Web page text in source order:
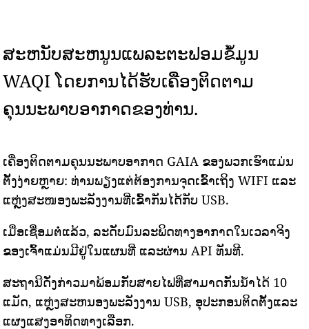
ສະຫນັບສະຫນູນແພລະຕະຟອມຂໍ້ມູນ
WAQI ໂດຍການໄດ້ຮັບເຄື່ອງຕິດຕາມ
ຄຸນນະພາບອາກາດຂອງທ່ານ.
ເຄື່ອງຕິດຕາມຄຸນນະພາບອາກາດ GAIA ຂອງພວກເຮົາແມ່ນ
ຕັ້ງງ່າຍຫຼາຍ: ທ່ານພຽງແຕ່ຕ້ອງການຈຸດເຂົ້າເຖິງ WIFI ແລະ
ແຫຼ່ງສະໜອງພະລັງງານທີ່ເຂົ້າກັນໄດ້ກັບ USB.
ເມື່ອເຊື່ອມຕໍ່ແລ້ວ, ລະດັບມົນລະພິດທາງອາກາດໃນເວລາຈິງ
ຂອງເຈົ້າແມ່ນມີຢູ່ໃນແຜນທີ່ ແລະຜ່ານ API ທັນທີ.
ສະຖານີດັ່ງກ່າວມາພ້ອມກັບສາຍໄຟທີ່ສາມາດກັນນ້ໍາໄດ້ 10
ແມັດ, ແຫຼ່ງສະຫນອງພະລັງງານ USB, ອຸປະກອນຕິດຕັ້ງແລະ
ແຜງແສງອາທິດທາງເລືອກ.